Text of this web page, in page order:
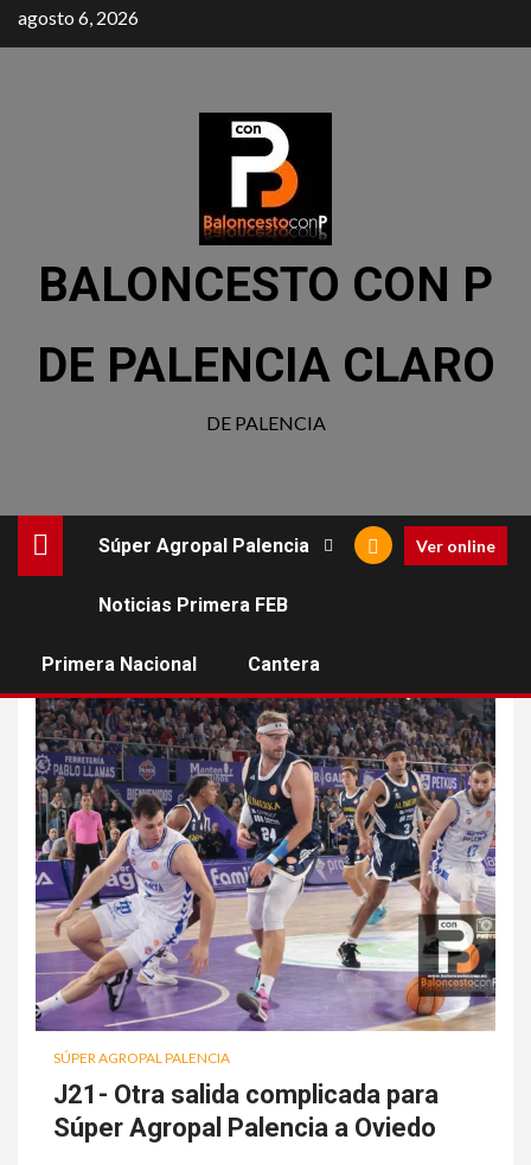
agosto 6, 2026
BALONCESTO CON P
DE PALENCIA CLARO
DE PALENCIA
Súper Agropal Palencia
Noticias Primera FEB
Primera Nacional Cantera
Ver online
SÚPER AGROPAL PALENCIA
J21- Otra salida complicada para
Súper Agropal Palencia a Oviedo